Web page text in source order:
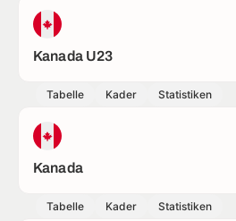
Kanada U23
Tabelle Kader Statistiken
Kanada
Tabelle Kader Statistiken